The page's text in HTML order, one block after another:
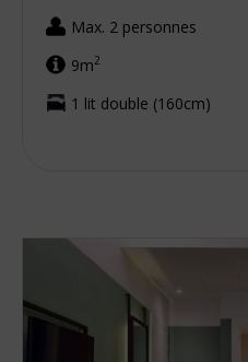
Max. 2 personnes
9m2
1 lit double (160cm)